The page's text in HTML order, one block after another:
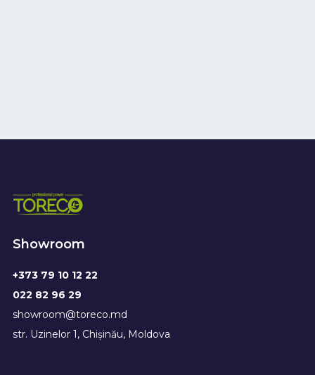
Showroom
+373 79 10 12 22
022 82 96 29
showroom@toreco.md
str. Uzinelor 1, Chișinău, Moldova